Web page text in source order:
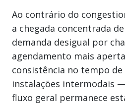
Ao contrário do
a chegada concentrada
demanda desigual por
agendamento mais
consistência no tempo
instalações intermodais
fluxo geral permanece